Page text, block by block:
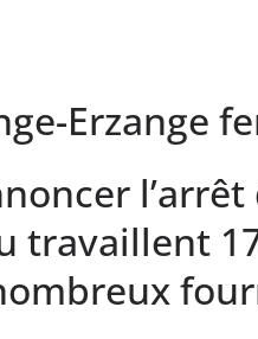
Erzange
travaillent